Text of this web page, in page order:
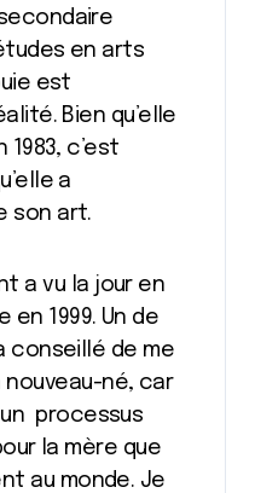
en arts
est
Bien qu’elle
c’est
a
son art.
a vu la jour en
en 1999. Un de
conseillé de me
né, car
processus
la mère que
au monde. Je